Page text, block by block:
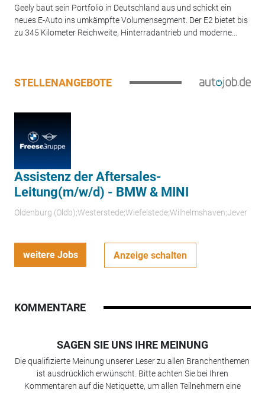
Geely baut sein Portfolio in Deutschland aus und schickt ein
neues E-Auto ins umkämpfte Volumensegment. Der E2 bietet bis
zu 345 Kilometer Reichweite, Hinterradantrieb und moderne...
STELLENANGEBOTE
Assistenz der Aftersales-
Leitung(m/w/d) - BMW & MINI
Oldenburg (Oldb);Westerstede;Wiefelstede;Wilhelmshaven;Jever
weitere Jobs Anzeige schalten
KOMMENTARE
SAGEN SIE UNS IHRE MEINUNG
Die qualifizierte Meinung unserer Leser zu allen Branchenthemen
ist ausdrücklich erwünscht. Bitte achten Sie bei Ihren
Kommentaren auf die Netiquette, um allen Teilnehmern eine